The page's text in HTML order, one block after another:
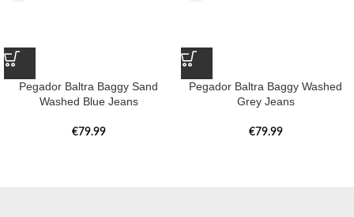
Pegador Baltra Baggy Sand
Washed Blue Jeans
€79.99
Pegador Baltra Baggy Washed
Grey Jeans
€79.99